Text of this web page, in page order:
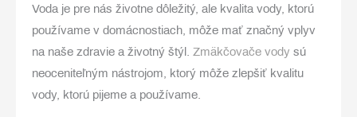
Voda je pre nás životne dôležitý, ale kvalita vody, ktorú
používame v domácnostiach, môže mať značný vplyv
na naše zdravie a životný štýl. Zmäkčovače vody sú
neoceniteľným nástrojom, ktorý môže zlepšiť kvalitu
vody, ktorú pijeme a používame.